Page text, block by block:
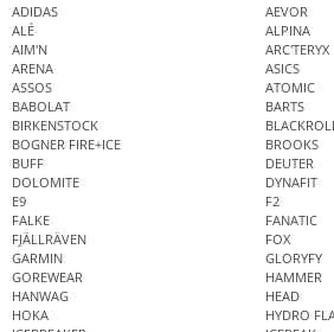
ADIDAS
AEVOR
ALÉ
ALPINA
AIM'N
ARC'TERYX
ARENA
ASICS
ASSOS
ATOMIC
BABOLAT
BARTS
BIRKENSTOCK
BLACKROLL
BOGNER FIRE+ICE
BROOKS
BUFF
DEUTER
DOLOMITE
DYNAFIT
E9
F2
FALKE
FANATIC
FJÄLLRÄVEN
FOX
GARMIN
GLORYFY
GOREWEAR
HAMMER
HANWAG
HEAD
HOKA
HYDRO